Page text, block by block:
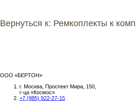
Вернуться к: Ремкоплекты к
ООО «БЕРТОН»
г. Москва, Проспект Мира, 150,
г-ца «Космос»
+7 (985) 922-27-15